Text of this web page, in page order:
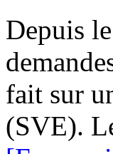
Depuis
fait sur
(SVE).